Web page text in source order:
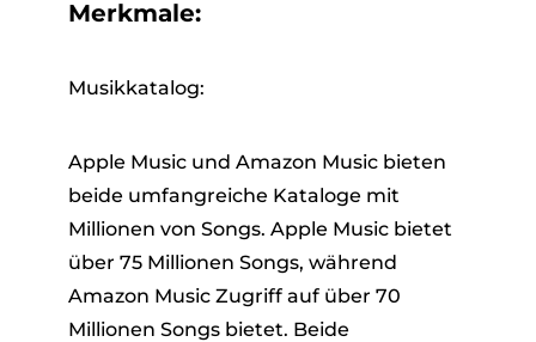
Merkmale:
Musikkatalog:
Apple Music und Amazon Music bieten
beide umfangreiche Kataloge mit
Millionen von Songs. Apple Music bietet
über 75 Millionen Songs, während
Amazon Music Zugriff auf über 70
Millionen Songs bietet. Beide